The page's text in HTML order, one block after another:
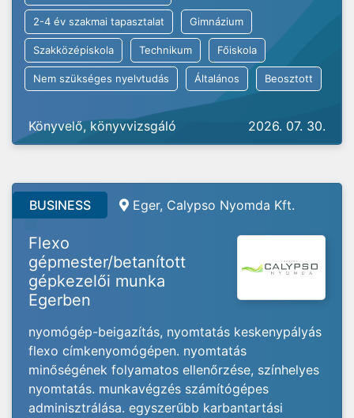
2-4 év szakmai tapasztalat Gimnázium
Szakközépiskola Technikum Főiskola
Nem szükséges nyelvtudás Általános Beosztott
Könyvelő, könyvvizsgáló 2026. 07. 30.
BUSINESS Eger, Calypso Nyomda Kft.
Flexo
gépmester/betanított
gépkezelői munka
Egerben
nyomógép-beigazítás, nyomtatás keskenypályás
flexo címkenyomógépen. nyomtatás
minőségének folyamatos ellenőrzése, színhelyes
nyomtatás. munkavégzés számítógépes
adminisztrálása. egyszerűbb karbantartási